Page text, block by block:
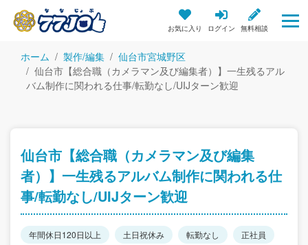
お気に入り ログイン 無料相談
ホーム 製作/編集
仙台市宮城野区
仙台市【総合職（カメラマン及び編集者）】一生残るアル
バム制作に関われる仕事/転勤なし/UIJターン歓迎
仙台市【総合職（カメラマン及び編集
者）】一生残るアルバム制作に関われる仕
事/転勤なし/UIJターン歓迎
年間休日120日以上 土日祝休み 転勤なし
正社員